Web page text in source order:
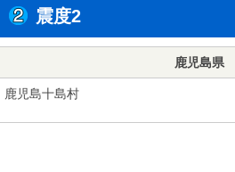
震度2
鹿児島県
鹿児島十島村